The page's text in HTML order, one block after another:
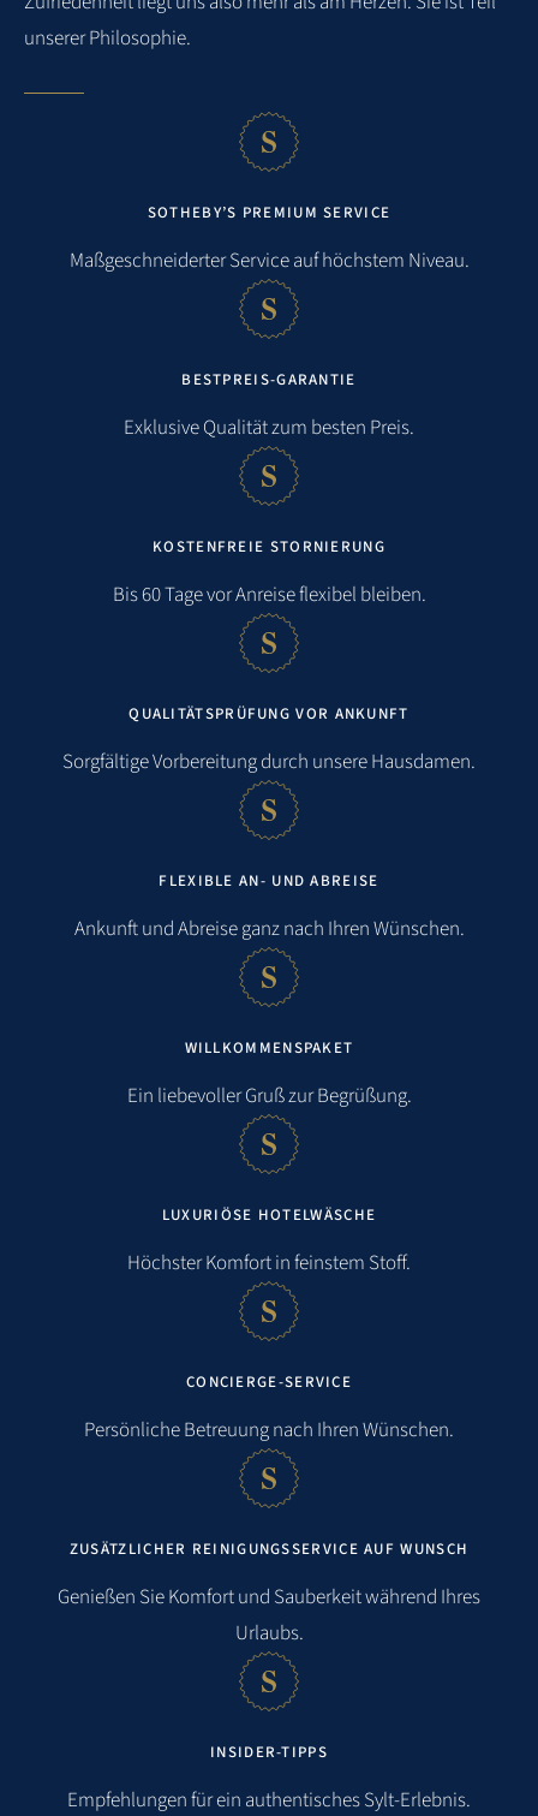
Entfernungen
6,0 km
Einkaufsmöglichkeit:
5,0 km
unserer Philosophie.
SOTHEBY’S PREMIUM SERVICE
Maßgeschneiderter Service auf höchstem Niveau.
BESTPREIS-GARANTIE
Exklusive Qualität zum besten Preis.
KOSTENFREIE STORNIERUNG
Bis 60 Tage vor Anreise flexibel bleiben.
QUALITÄTSPRÜFUNG VOR ANKUNFT
Sorgfältige Vorbereitung durch unsere Hausdamen.
FLEXIBLE AN- UND ABREISE
Ankunft und Abreise ganz nach Ihren Wünschen.
WILLKOMMENSPAKET
Ein liebevoller Gruß zur Begrüßung.
LUXURIÖSE HOTELWÄSCHE
Höchster Komfort in feinstem Stoff.
CONCIERGE-SERVICE
Persönliche Betreuung nach Ihren Wünschen.
ZUSÄTZLICHER REINIGUNGSSERVICE AUF WUNSCH
Genießen Sie Komfort und Sauberkeit während Ihres
Urlaubs.
INSIDER-TIPPS
Empfehlungen für ein authentisches Sylt-Erlebnis.